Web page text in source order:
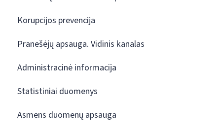
Korupcijos prevencija
Pranešėjų apsauga. Vidinis kanalas
Administracinė informacija
Statistiniai duomenys
Asmens duomenų apsauga